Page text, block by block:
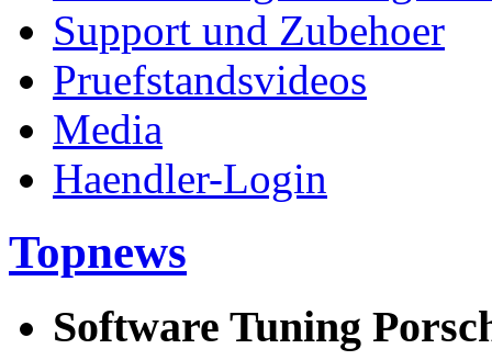
Support und Zubehoer
Pruefstandsvideos
Media
Haendler-Login
Topnews
Software Tuning